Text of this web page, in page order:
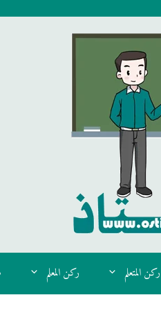
ركن المتعلم ركن المعلم